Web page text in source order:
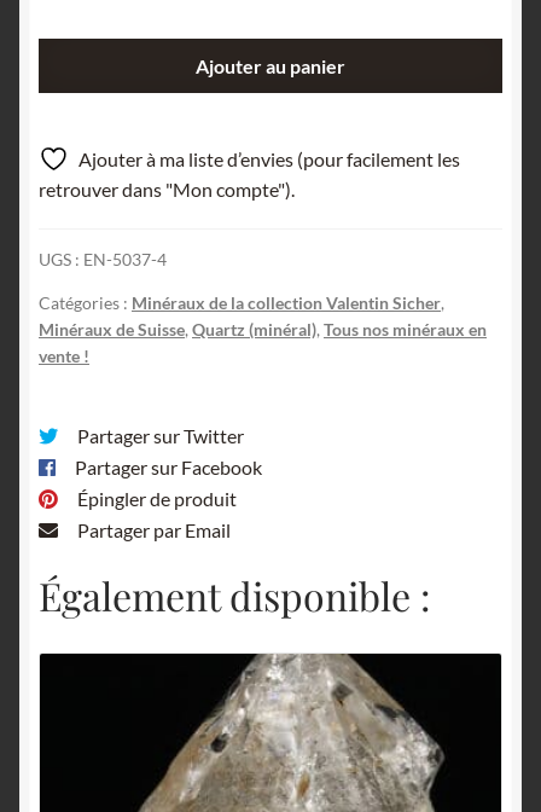
Disentis,
Grisons.
Ajouter au panier
Ajouter à ma liste d’envies (pour facilement les
retrouver dans "Mon compte").
UGS : EN-5037-4
Catégories : Minéraux de la collection Valentin Sicher,
Minéraux de Suisse, Quartz (minéral), Tous nos minéraux en
vente !
Partager sur Twitter
Partager sur Facebook
Épingler de produit
Partager par Email
Également disponible :